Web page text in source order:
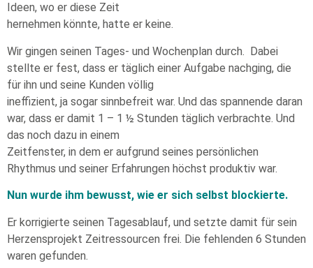
Ideen, wo er diese Zeit
hernehmen könnte, hatte er keine.
Wir gingen seinen Tages- und Wochenplan durch. Dabei
stellte er fest, dass er täglich einer Aufgabe nachging, die
für ihn und seine Kunden völlig
ineffizient, ja sogar sinnbefreit war. Und das spannende daran
war, dass er damit 1 – 1 ½ Stunden täglich verbrachte. Und
das noch dazu in einem
Zeitfenster, in dem er aufgrund seines persönlichen
Rhythmus und seiner Erfahrungen höchst produktiv war.
Nun wurde ihm bewusst, wie er sich selbst blockierte.
Er korrigierte seinen Tagesablauf, und setzte damit für sein
Herzensprojekt Zeitressourcen frei. Die fehlenden 6 Stunden
waren gefunden.